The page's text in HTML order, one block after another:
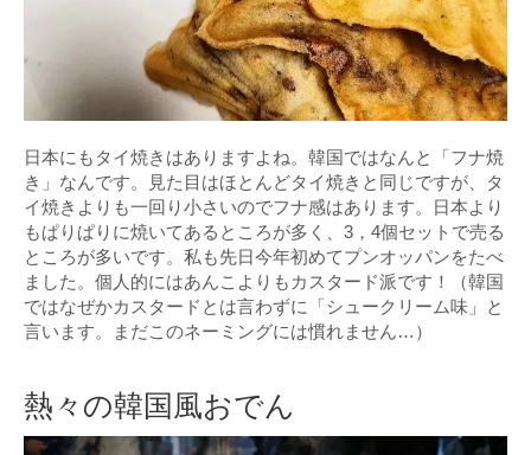
日本にもタイ焼きはありますよね。韓国ではなんと「フナ焼
き」なんです。見た目はほとんどタイ焼きと同じですが、タ
イ焼きよりも一回り小さいのでフナ感はあります。日本より
もぱりぱりに焼いてあるところが多く、3，4個セットで売る
ところが多いです。私も先日今年初めてプンオッパンをたべ
ました。個人的にはあんこよりもカスタード派です！（韓国
ではなぜかカスタードとは言わずに「シュークリーム味」と
言います。まだこのネーミングには慣れません…）
熱々の韓国風おでん